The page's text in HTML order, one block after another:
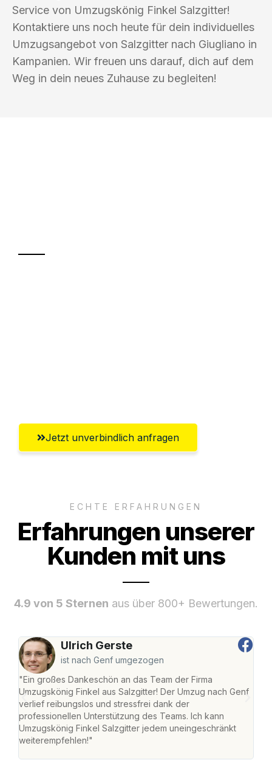
Service von Umzugskönig Finkel Salzgitter!
Kontaktiere uns noch heute für dein individuelles
Umzugsangebot von Salzgitter nach Giugliano in
Kampanien. Wir freuen uns darauf, dich auf dem
Weg in dein neues Zuhause zu begleiten!
Jetzt unverbindlich anfragen
ECHTE ERFAHRUNGEN
Erfahrungen unserer
Kunden mit uns
4.9 von 5 Sternen aus über 800+ Bewertungen.
Ulrich Gerste
ist nach Genf umgezogen
"Ein großes Dankeschön an das Team der Firma
Umzugskönig Finkel aus Salzgitter! Der Umzug nach Genf
verlief reibungslos und stressfrei dank der
professionellen Unterstützung des Teams. Ich kann
Umzugskönig Finkel Salzgitter jedem uneingeschränkt
weiterempfehlen!"